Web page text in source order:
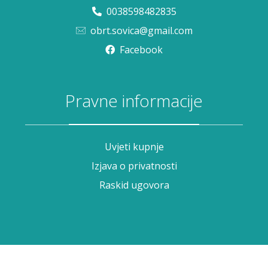
0038598482835
obrt.sovica@gmail.com
Facebook
Pravne informacije
Uvjeti kupnje
Izjava o privatnosti
Raskid ugovora